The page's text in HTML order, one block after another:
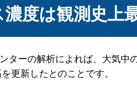
度は観測史上
ーの解析によれば、大気中
更新したとのことです。